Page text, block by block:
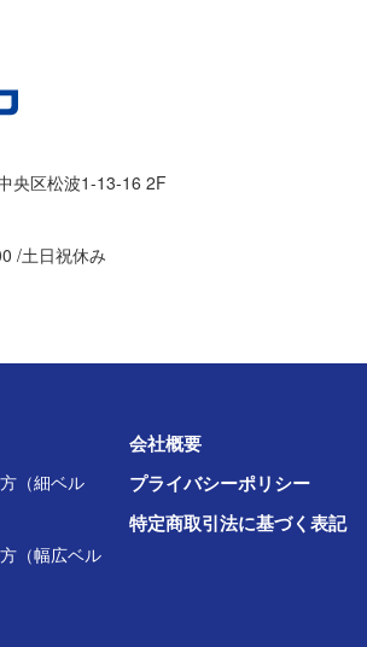
央区松波1-13-16 2F
/土日祝休み
（細ベル
（幅広ベル
会社概要
プライバシーポリシー
特定商取引法に基づく表記